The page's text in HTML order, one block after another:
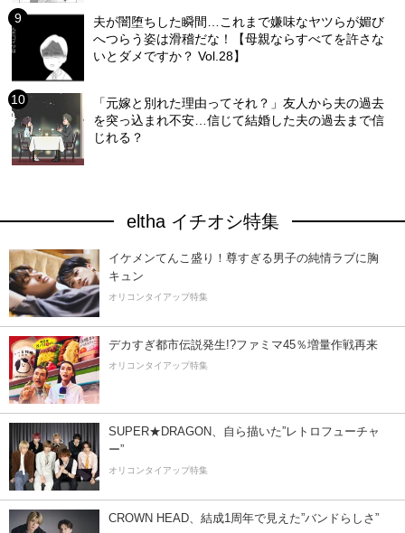
夫が闇堕ちした瞬間…これまで嫌味なヤツらが媚び
へつらう姿は滑稽だな！【母親ならすべてを許さな
いとダメですか？ Vol.28】
「元嫁と別れた理由ってそれ？」友人から夫の過去
を突っ込まれ不安…信じて結婚した夫の過去まで信
じれる？
eltha イチオシ特集
イケメンてんこ盛り！尊すぎる男子の純情ラブに胸
キュン
オリコンタイアップ特集
デカすぎ都市伝説発生!?ファミマ45％増量作戦再来
オリコンタイアップ特集
SUPER★DRAGON、自ら描いた”レトロフューチャ
ー”
オリコンタイアップ特集
CROWN HEAD、結成1周年で見えた”バンドらしさ”